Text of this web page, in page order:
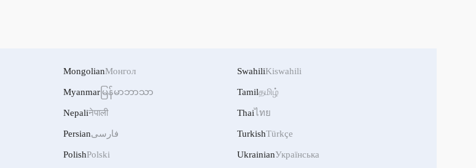
MongolianМонгол
Myanmar မြန်မာဘာသာ
Nepaliनेपाली
Persianفارسی
PolishPolski
SwahiliKiswahili
Tamilதமிழ்
Thaiไทย
TurkishTürkçe
UkrainianУкраїнська